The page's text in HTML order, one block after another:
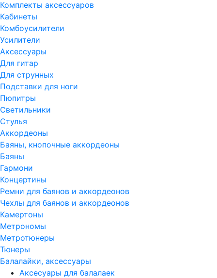
Комплекты аксессуаров
Кабинеты
Комбоусилители
Усилители
Аксессуары
Для гитар
Для струнных
Подставки для ноги
Пюпитры
Светильники
Стулья
Аккордеоны
Баяны, кнопочные аккордеоны
Баяны
Гармони
Концертины
Ремни для баянов и аккордеонов
Чехлы для баянов и аккордеонов
Камертоны
Метрономы
Метротюнеры
Тюнеры
Балалайки, аксессуары
Аксесуары для балалаек